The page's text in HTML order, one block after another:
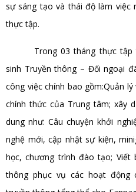
sự sáng tạo và thái độ làm việc
thực tập.
Trong 03 tháng thực
sinh Truyền thông – Đối ngoại
công việc chính bao gồm:Quản
chính thức của Trung tâm; xây
dung như: Câu chuyện khởi
nghệ mới, cập nhật sự kiện,
học, chương trình đào tạo; Viết
thông phục vụ các hoạt động